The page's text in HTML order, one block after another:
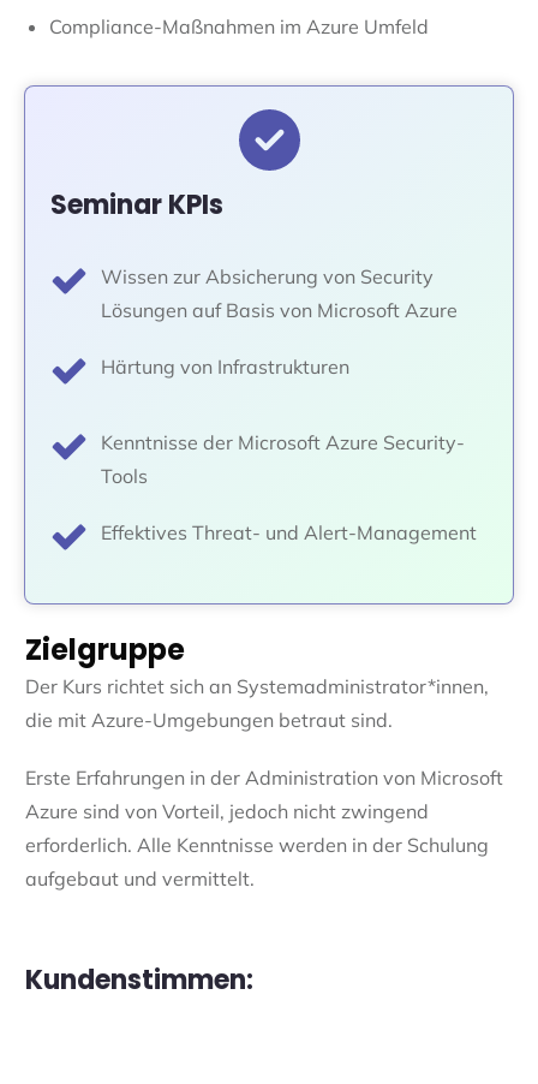
Compliance-Maßnahmen im Azure Umfeld
Seminar KPIs
Wissen zur Absicherung von Security
Lösungen auf Basis von Microsoft Azure
Härtung von Infrastrukturen
Kenntnisse der Microsoft Azure Security-
Tools
Effektives Threat- und Alert-Management
Zielgruppe
Der Kurs richtet sich an Systemadministrator*innen,
die mit Azure-Umgebungen betraut sind.
Erste Erfahrungen in der Administration von Microsoft
Azure sind von Vorteil, jedoch nicht zwingend
erforderlich. Alle Kenntnisse werden in der Schulung
aufgebaut und vermittelt.
Kundenstimmen: